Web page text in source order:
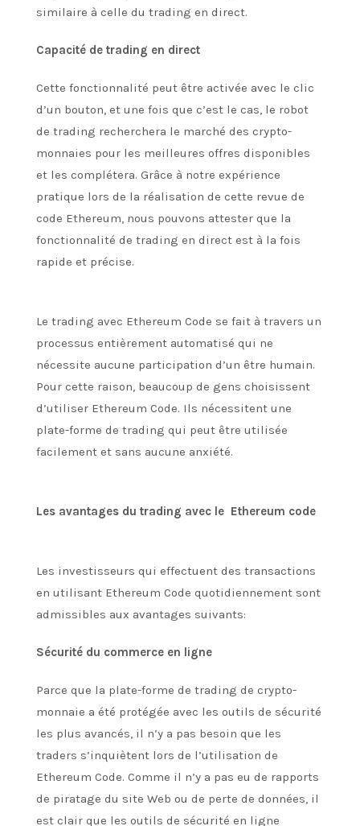
similaire à celle du trading en direct.
Capacité de trading en direct
Cette fonctionnalité peut être activée avec le clic
d’un bouton, et une fois que c’est le cas, le robot
de trading recherchera le marché des crypto-
monnaies pour les meilleures offres disponibles
et les complétera. Grâce à notre expérience
pratique lors de la réalisation de cette revue de
code Ethereum, nous pouvons attester que la
fonctionnalité de trading en direct est à la fois
rapide et précise.
Le trading avec Ethereum Code se fait à travers un
processus entièrement automatisé qui ne
nécessite aucune participation d’un être humain.
Pour cette raison, beaucoup de gens choisissent
d’utiliser Ethereum Code. Ils nécessitent une
plate-forme de trading qui peut être utilisée
facilement et sans aucune anxiété.
Les avantages du trading avec le Ethereum code
Les investisseurs qui effectuent des transactions
en utilisant Ethereum Code quotidiennement sont
admissibles aux avantages suivants:
Sécurité du commerce en ligne
Parce que la plate-forme de trading de crypto-
monnaie a été protégée avec les outils de sécurité
les plus avancés, il n’y a pas besoin que les
traders s’inquiètent lors de l’utilisation de
Ethereum Code. Comme il n’y a pas eu de rapports
de piratage du site Web ou de perte de données, il
est clair que les outils de sécurité en ligne